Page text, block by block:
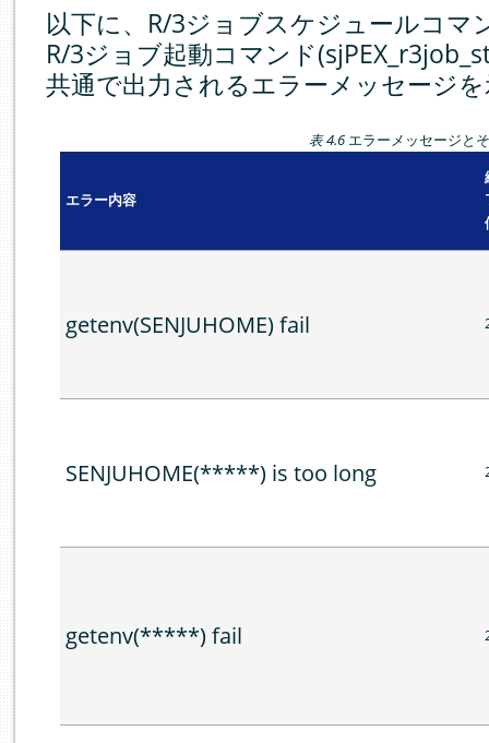
以下に、R/3ジョブスケジュールコマ
R/3ジョブ起動コマンド
共通で出力されるエラーメッセージ
表 4.6 エラーメッセージと
エラー内容
getenv(SENJUHOME) fail
SENJUHOME(*****) is too long
getenv(*****) fail